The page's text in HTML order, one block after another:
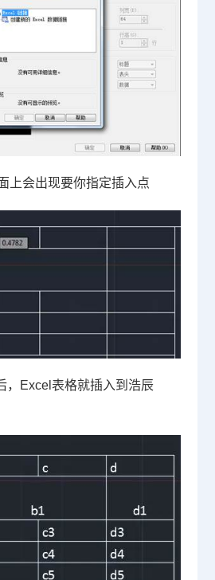
上会出现要你指定插入点
Excel 表格就插入到浩辰